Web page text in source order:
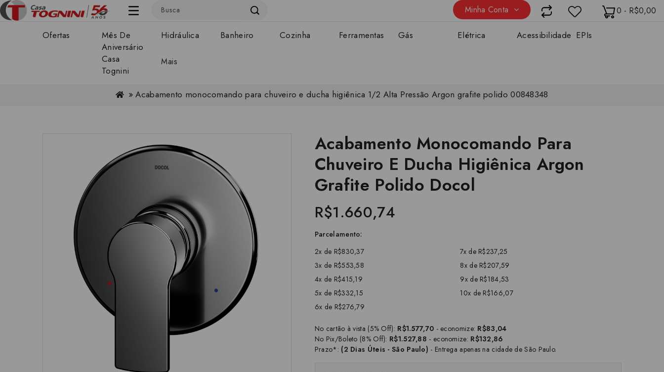
0 - R$0,00
Minha Conta
Ofertas
Mês De
Aniversário
Casa
Tognini
Hidráulica Banheiro Cozinha Ferramentas Gás Elétrica Acessibilidade EPIs
Mais
Acabamento monocomando para chuveiro e ducha higiênica 1/2 Alta Pressão Argon grafite polido 00848348
Acabamento Monocomando Para
Chuveiro E Ducha Higiênica Argon
Grafite Polido Docol
R$1.660,74
Parcelamento:
2x de R$830,37
3x de R$553,58
4x de R$415,19
5x de R$332,15
6x de R$276,79
7x de R$237,25
8x de R$207,59
9x de R$184,53
10x de R$166,07
No cartão à vista (5% Off): R$1.577,70 - economize: R$83,04
No Pix/Boleto (8% Off): R$1.527,88 - economize: R$132,86
Prazo*: (2 Dias Úteis - São Paulo) - Entrega apenas na cidade de São Paulo.